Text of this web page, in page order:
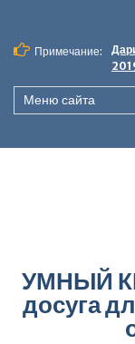
Примечание:
Меню сайта
УМНЫЙ
досуга